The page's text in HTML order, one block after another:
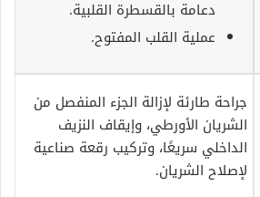
دعامة بالقسطرة القلبية.
عملية القلب المفتوح.
جراحة طارئة لإزالة الجزء المنفصل من
الشريان الأورطي، وإيقاف النزيف
الداخلي سريعًا، وتركيب رقعة صناعية
لإصلاح الشريان.